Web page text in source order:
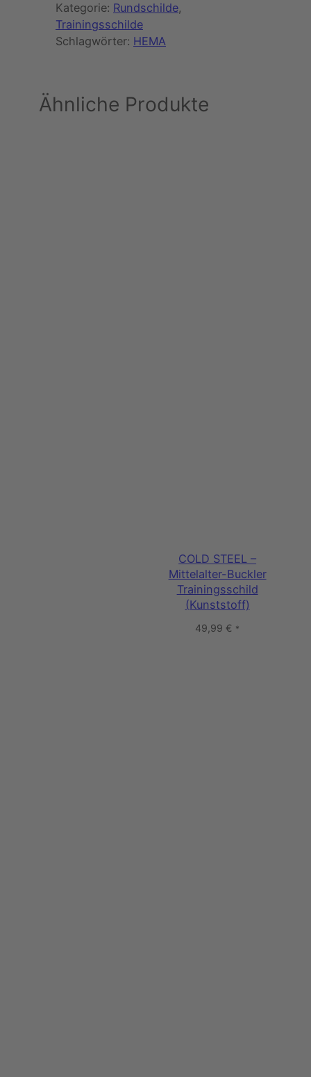
Kategorie: Rundschilde
Trainingsschilde
Schlagwörter: HEMA
Ähnliche Produkte
COLD STEEL –
Mittelalter-Buckler
Trainingsschild
(Kunststoff)
49,99 € *